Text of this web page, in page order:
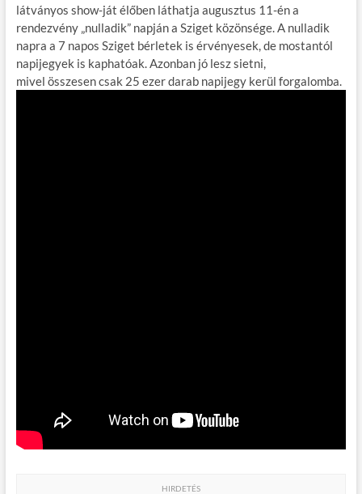
látványos show-ját élőben láthatja augusztus 11-én a
rendezvény „nulladik” napján a Sziget közönsége. A nulladik
napra a 7 napos Sziget bérletek is érvényesek, de mostantól
napijegyek is kaphatóak. Azonban jó lesz sietni,
mivel összesen csak 25 ezer darab napijegy kerül forgalomba.
HIRDETÉS